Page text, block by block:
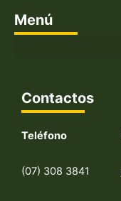
Menú
Contactos
Teléfono
(07) 308 3841